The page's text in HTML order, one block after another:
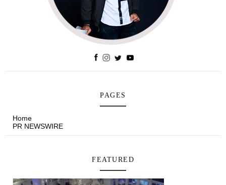
PAGES
Home
PR NEWSWIRE
FEATURED